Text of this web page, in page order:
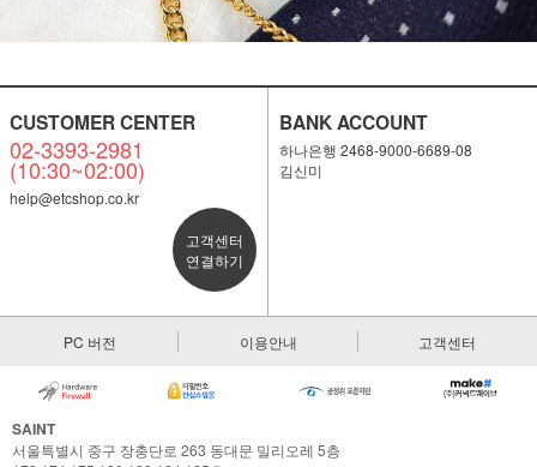
CUSTOMER CENTER
02-3393-2981
(10:30~02:00)
help@etcshop.co.kr
고객센터
연결하기
BANK ACCOUNT
하나은행 2468-9000-6689-08
김신미
PC 버전 이용안내 고객센터
SAINT
서울특별시 중구 장충단로 263 동대문 밀리오레 5층